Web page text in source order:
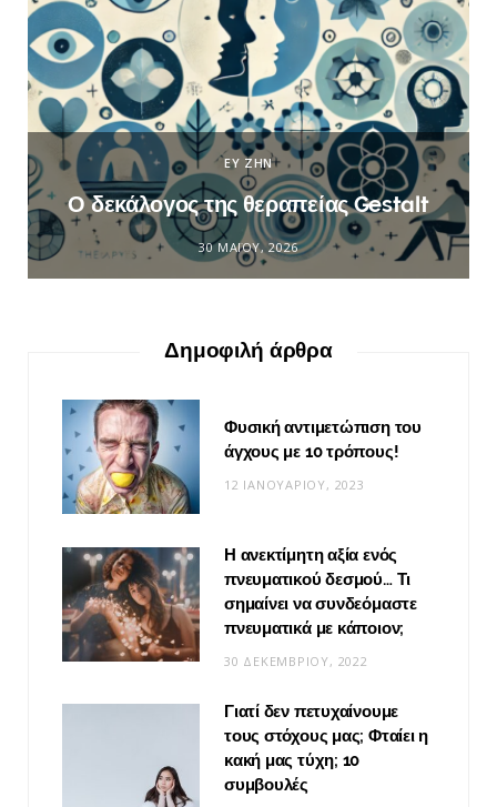
ΕΥ ΖΗΝ
Ο δεκάλογος της θεραπείας Gestalt
30 ΜΑΪ́ΟΥ, 2026
Δημοφιλή άρθρα
Φυσική αντιμετώπιση του
άγχους με 10 τρόπους!
12 ΙΑΝΟΥΑΡΊΟΥ, 2023
Η ανεκτίμητη αξία ενός
πνευματικού δεσμού… Τι
σημαίνει να συνδεόμαστε
πνευματικά με κάποιον;
30 ΔΕΚΕΜΒΡΊΟΥ, 2022
Γιατί δεν πετυχαίνουμε
τους στόχους μας; Φταίει η
κακή μας τύχη; 10
συμβουλές